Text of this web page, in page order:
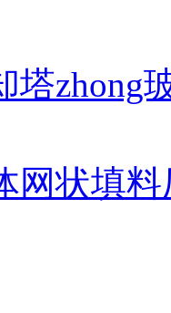
塔zhong
网状填